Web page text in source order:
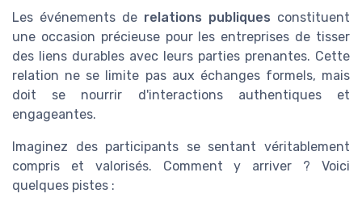
Les événements de relations publiques constituent
une occasion précieuse pour les entreprises de tisser
des liens durables avec leurs parties prenantes. Cette
relation ne se limite pas aux échanges formels, mais
doit se nourrir d'interactions authentiques et
engageantes.
Imaginez des participants se sentant véritablement
compris et valorisés. Comment y arriver ? Voici
quelques pistes :